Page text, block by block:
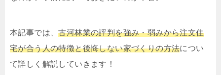
本記事では、古河林業の評判を強み・弱みから注文住
宅が合う人の特徴と後悔しない家づくりの方法につい
て詳しく解説していきます！